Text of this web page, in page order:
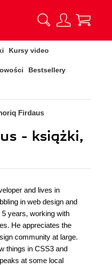
Kursy video
Bestsellery
Firdaus
- książki,
and lives in
in web design and
years, working with
He appreciates the
community at large.
things in CSS3 and
at some local